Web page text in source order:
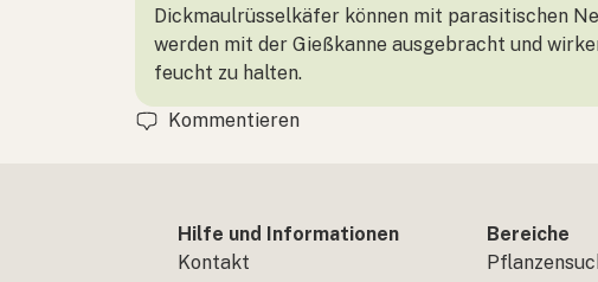
Dickmaulrüsselkäfer können mit parasitischen
werden mit der Gießkanne ausgebracht und
feucht zu halten.
Kommentieren
Hilfe und Informationen
Kontakt
Bereiche